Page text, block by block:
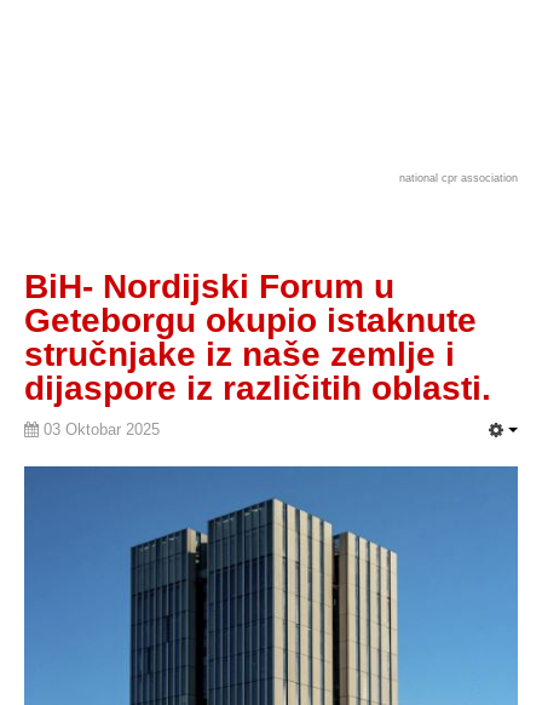
national cpr association
BiH- Nordijski Forum u
Geteborgu okupio istaknute
stručnjake iz naše zemlje i
dijaspore iz različitih oblasti.
03 Oktobar 2025